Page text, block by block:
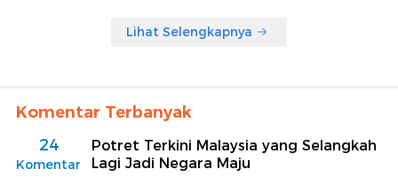
Lihat Selengkapnya
Komentar Terbanyak
24
Komentar
Potret Terkini Malaysia yang Selangkah
Lagi Jadi Negara Maju